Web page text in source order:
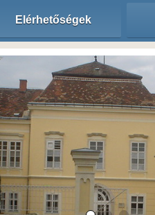
Elérhetőségek